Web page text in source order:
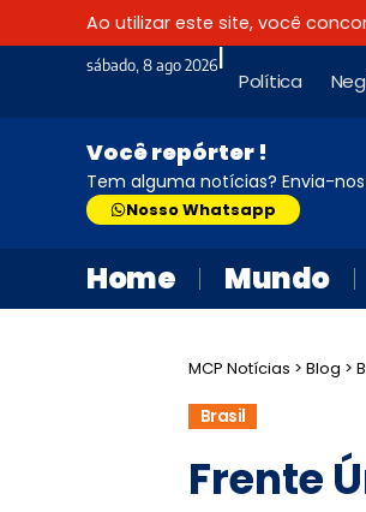
Ao utilizar este site, você
sábado, 8 ago 2026|
Política
Você repórter !
Tem alguma notícias? Envia-
Nosso Whatsapp
Home Mundo
MCP Notícias > Blog >
Brasil
Frente